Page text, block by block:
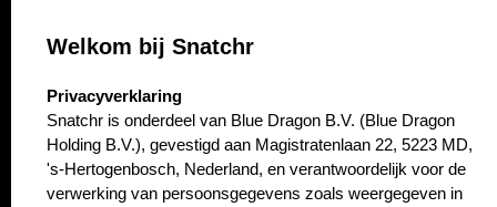
Opvolging
Over ons
Contact
Welkom bij Snatchr
select language
Privacyverklaring
Snatchr is onderdeel van Blue Dragon B.V. (Blue Dragon
Holding B.V.), gevestigd aan Magistratenlaan 22, 5223 MD,
's-Hertogenbosch, Nederland, en verantwoordelijk voor de
verwerking van persoonsgegevens zoals weergegeven in